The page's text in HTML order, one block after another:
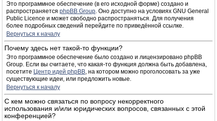
Это программное обеспечение (в его исходной форме) создано и
распространяется phpBB Group. Оно доступно на условиях GNU General
Public Licence и может свободно распространяться. Для получения
более подробных сведений перейдите по приведённой ссылке.
Вернуться к началу
Почему здесь нет такой-то функции?
Это программное обеспечение было создано и лицензировано phpBB
Group. Если вы считаете, что какая-то функция должна быть добавлена,
посетите Центр идей phpBB, на котором можно проголосовать за уже
существующие идеи, или предложить новые.
Вернуться к началу
С кем можно связаться по вопросу некорректного
использования и/или юридических вопросов, связанных с этой
конференцией?